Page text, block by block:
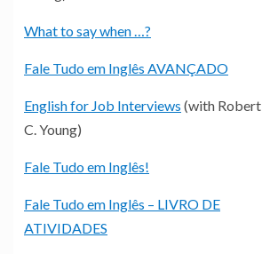
What to say when …?
Fale Tudo em Inglês AVANÇADO
English for Job Interviews (with Robert
C. Young)
Fale Tudo em Inglês!
Fale Tudo em Inglês – LIVRO DE
ATIVIDADES